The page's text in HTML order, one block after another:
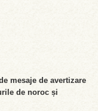
mesaje de avertizare
de noroc și